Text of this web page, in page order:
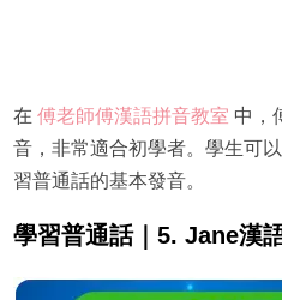
在 傅老師傅漢語拼音教室 中，
音，非常適合初學者。學生可
習普通話的基本發音。
學習普通話｜5. Jane漢